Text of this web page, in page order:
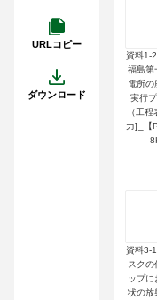
URLコピー
ダウンロード
資料1-
福島第
電所の
実行
（工
力]_【
資料3-
スクの
ップに
状の放